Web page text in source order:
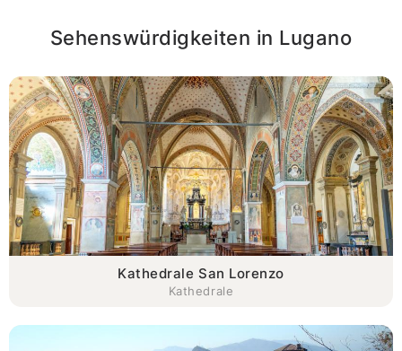
Sehenswürdigkeiten in Lugano
Kathedrale San Lorenzo
Kathedrale